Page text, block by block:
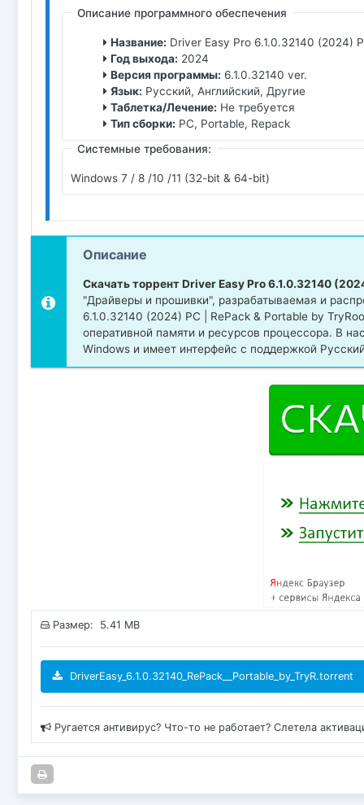
Описание программного обеспечения
Название: Driver Easy Pro 6.1.0.32140 (2024)
Год выхода: 2024
Версия программы: 6.1.0.32140 ver.
Язык: Русский, Английский, Другие
Таблетка/Лечение: Не требуется
Тип сборки: PC, Portable, Repack
Системные требования:
Windows 7 / 8 /10 /11 (32-bit & 64-bit)
Описание
Скачать торрент Driver Easy Pro 6.1.0.32140
"Драйверы и прошивки", разрабатываемая и
6.1.0.32140 (2024) РС | RePack & Portable by
оперативной памяти и ресурсов процессора. В
Windows и имеет интерфейс с поддержкой
Размер: 5.41 MB
DriverEasy_6.1.0.32140_RePack__Portable_by_TryR.torrent
Ругается антивирус? Что-то не работает? Слетела